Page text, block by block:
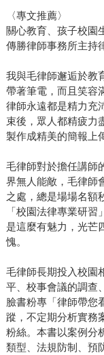
〈專文推薦〉
關心教育、孩子校園
傳勝律師事務所主持
我與毛律師邂逅於教
帶著筆電，而且笑容
律師永遠都是精力充
束後，眾人都精疲力
製作成精美的簡報上
毛律師對於擔任講師
界無人能敵，毛律師
之處，總是場場名額
「校園法律專業研
是這麼有魅力，光芒
愧。
毛律師長期投入校園
平、校事會議的調查
臉書粉專「律師帶您
蹤，不定期分析實務
粉絲。本書以案例分
類型、法規防制、預